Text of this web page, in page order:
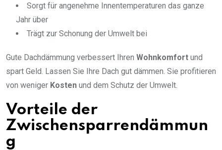
Sorgt für angenehme Innentemperaturen das ganze
Jahr über
Trägt zur Schonung der Umwelt bei
Gute Dachdämmung verbessert Ihren Wohnkomfort und
spart Geld. Lassen Sie Ihre Dach gut dämmen. Sie profitieren
von weniger Kosten und dem Schutz der Umwelt.
Vorteile der
Zwischensparrendämmun
g